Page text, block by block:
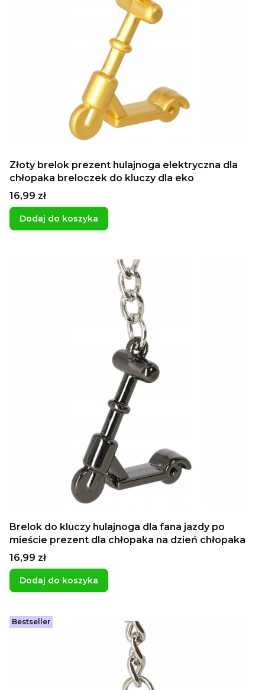
Złoty brelok prezent hulajnoga elektryczna dla
chłopaka breloczek do kluczy dla eko
Cena
16,99 zł
Dodaj do koszyka
Brelok do kluczy hulajnoga dla fana jazdy po
mieście prezent dla chłopaka na dzień chłopaka
Cena
16,99 zł
Dodaj do koszyka
Bestseller